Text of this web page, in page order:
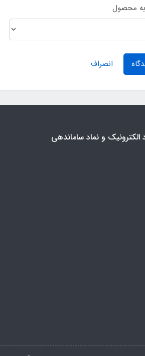
به محصول
انصراف
الکترونیک و نماد ساماندهی